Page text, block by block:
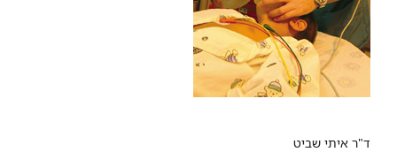
ד"ר איתי שביט